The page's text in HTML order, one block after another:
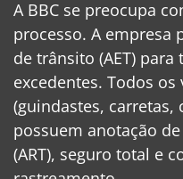
A BBC se preocupa
processo. A empresa
de trânsito (AET)
excedentes. Todos os
(guindastes, carretas,
possuem anotação
(ART), seguro total e